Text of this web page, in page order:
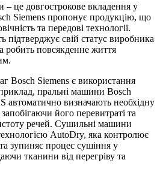
– це довгострокове вкладення у
Siemens пропонує продукцію, що
та передові технології.
підтверджує свій статус виробника
робить повсякденне життя
Bosch Siemens є використання
пральні машини Bosch
автоматично визначають необхідну
його перевитраті та
речей. Сушильні машини
AutoDry, яка контролює
зупиняє процес сушіння у
тканини від перегріву та